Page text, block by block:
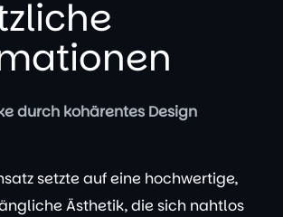
durch kohärentes Design
setzte auf eine hochwertige,
Ästhetik, die sich nahtlos